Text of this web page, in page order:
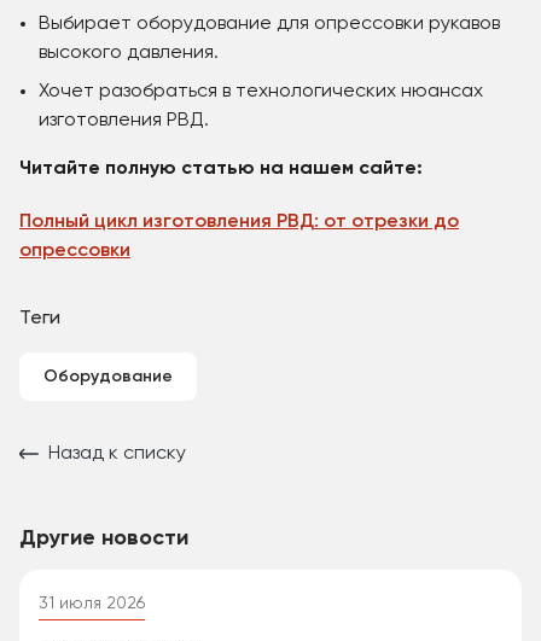
Выбирает оборудование для опрессовки рукавов
высокого давления.
Хочет разобраться в технологических нюансах
изготовления РВД.
Читайте полную статью на нашем сайте:
Полный цикл изготовления РВД: от отрезки до
опрессовки
Теги
Оборудование
Назад к списку
Другие новости
31 июля 2026